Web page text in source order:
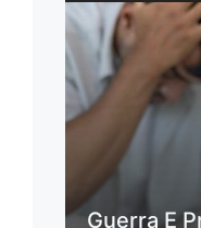
Guerra E